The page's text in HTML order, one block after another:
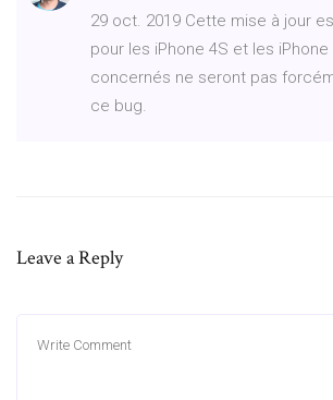
29 oct. 2019 Cette mise à jour
pour les iPhone 4S et les
concernés ne seront pas
ce bug.
Leave a Reply